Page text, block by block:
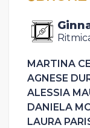
MARTINA
AGNESE
ALESSIA
DANIELA
LAURA